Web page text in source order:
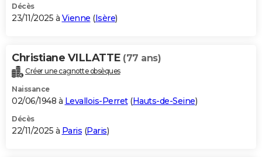
Décès
23/11/2025 à Vienne (Isère)
Christiane VILLATTE (77 ans)
Créer une cagnotte obsèques
Naissance
02/06/1948 à Levallois-Perret(Hauts-de-Seine)
Décès
22/11/2025 à Paris (Paris)